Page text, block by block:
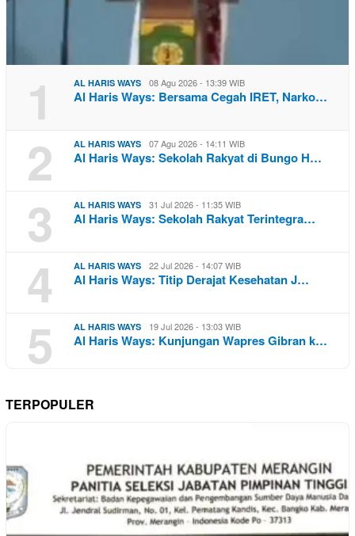
1 AL HARIS WAYS 08 Agu 2026 - 13:39 WIB
Al Haris Ways: Bersama Cegah IRET, Narko…
2 AL HARIS WAYS 07 Agu 2026 - 14:11 WIB
Al Haris Ways: Sekolah Rakyat di Bungo H…
3 AL HARIS WAYS 31 Jul 2026 - 11:35 WIB
Al Haris Ways: Sekolah Rakyat Terintegra…
4 AL HARIS WAYS 22 Jul 2026 - 14:07 WIB
Al Haris Ways: Titip Derajat Kesehatan J…
5 AL HARIS WAYS 19 Jul 2026 - 13:03 WIB
Al Haris Ways: Kunjungan Wapres Gibran k…
TERPOPULER